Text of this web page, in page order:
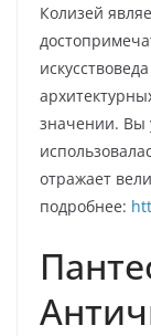
Колизей
значении. Вы
отражает
подробнее: